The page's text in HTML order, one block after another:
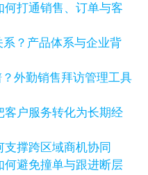
打通销售、订单与客
？产品体系与企业背
外勤销售拜访管理工具
客户服务转化为长期经
撑跨区域商机协同
何避免撞单与跟进断层